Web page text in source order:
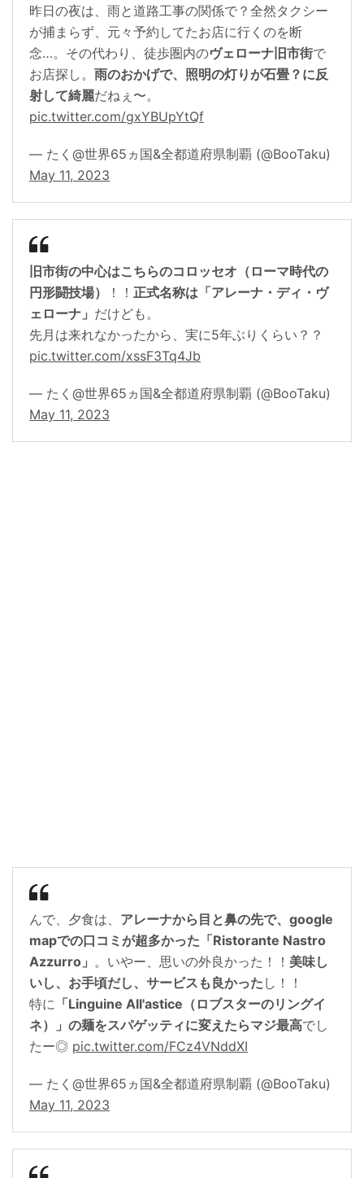
昨日の夜は、雨と道路工事の関係で？全然タクシー
が捕まらず、元々予約してたお店に行くのを断
念…。その代わり、徒歩圏内のヴェローナ旧市街で
お店探し。 雨のおかげで、照明の灯りが石畳？に反
射して綺麗だねぇ〜。
pic.twitter.com/gxYBUpYtQf
— たく@世界65ヵ国&全都道府県制覇 (@BooTaku)
May 11, 2023
旧市街の中心はこちらのコロッセオ（ローマ時代の
円形闘技場）
！！ 正式名称は「アレーナ・ディ・ヴ
ェローナ」 だけども。
先月は来れなかったから、実に5年ぶりくらい？？
pic.twitter.com/xssF3Tq4Jb
— たく@世界65ヵ国&全都道府県制覇 (@BooTaku)
May 11, 2023
んで、夕食は、 アレーナから目と鼻の先で、google
mapでの口コミが超多かった「Ristorante Nastro
Azzurro」 。いやー、思いの外良かった！！ 美味し
いし、お手頃だし、サービスも良かった し！！
特に 「Linguine All'astice（ロブスターのリングイ
ネ）」の麺をスパゲッティに変えたらマジ最高でし
たー◎ pic.twitter.com/FCz4VNddXI
— たく@世界65ヵ国&全都道府県制覇 (@BooTaku)
May 11, 2023